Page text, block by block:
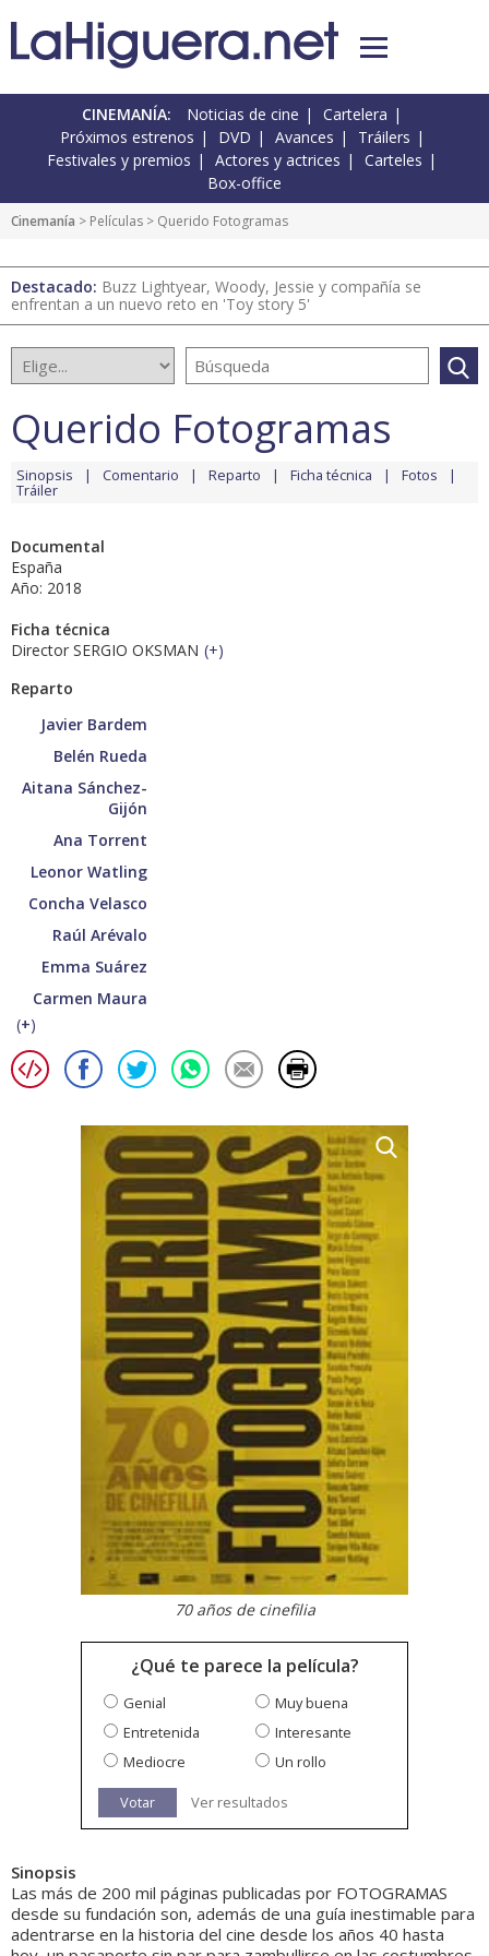
CINEMANÍA: Noticias de cine
Cartelera
Próximos estrenos
DVD Avances
Tráilers
Festivales y premios
Actores y actrices
Carteles
Box-office
Cinemanía > Películas > Querido Fotogramas
Destacado: Buzz Lightyear, Woody, Jessie y compañía se
enfrentan a un nuevo reto en 'Toy story 5'
Querido Fotogramas
Sinopsis Comentario Reparto Ficha técnica Fotos
Tráiler
Documental
España
Año: 2018
Ficha técnica
Director SERGIO OKSMAN (+)
Reparto
Javier Bardem
Belén Rueda
Aitana Sánchez-
Gijón
Ana Torrent
Leonor Watling
Concha Velasco
Raúl Arévalo
Emma Suárez
Carmen Maura
(+)
70 años de cinefilia
¿Qué te parece la película?
Genial
Muy buena
Entretenida
Interesante
Mediocre
Un rollo
Votar Ver resultados
Sinopsis
Las más de 200 mil páginas publicadas por FOTOGRAMAS
desde su fundación son, además de una guía inestimable para
adentrarse en la historia del cine desde los años 40 hasta